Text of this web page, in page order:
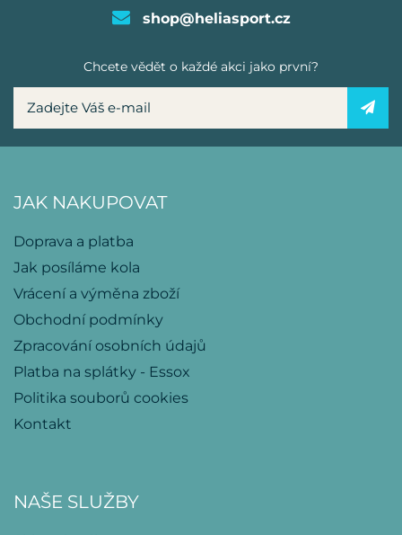
shop@heliasport.cz
Chcete vědět o každé akci jako první?
JAK NAKUPOVAT
Doprava a platba
Jak posíláme kola
Vrácení a výměna zboží
Obchodní podmínky
Zpracování osobních údajů
Platba na splátky - Essox
Politika souborů cookies
Kontakt
NAŠE SLUŽBY